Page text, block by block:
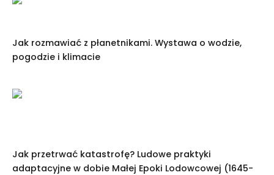
Jak rozmawiać z płanetnikami. Wystawa o wodzie,
pogodzie i klimacie
Jak przetrwać katastrofę? Ludowe praktyki
adaptacyjne w dobie Małej Epoki Lodowcowej (1645-